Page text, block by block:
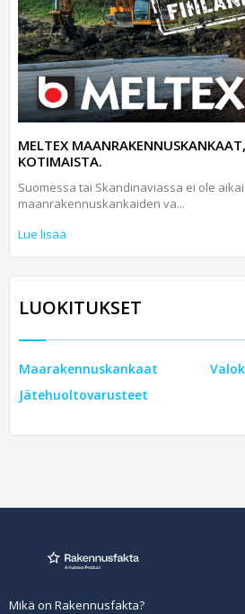
MELTEX
KOTIMAISTA.
Suomessa tai Skandinaviassa ei ole
maanrakennuskankaiden va...
Lue lisää
LUOKITUKSET
Maarakennuskankaat
Jätehuoltovarusteet
Mikä on Rakennusfakta?